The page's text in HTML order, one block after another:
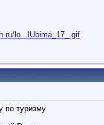
lo...lUbima_17_.gif
по туризму